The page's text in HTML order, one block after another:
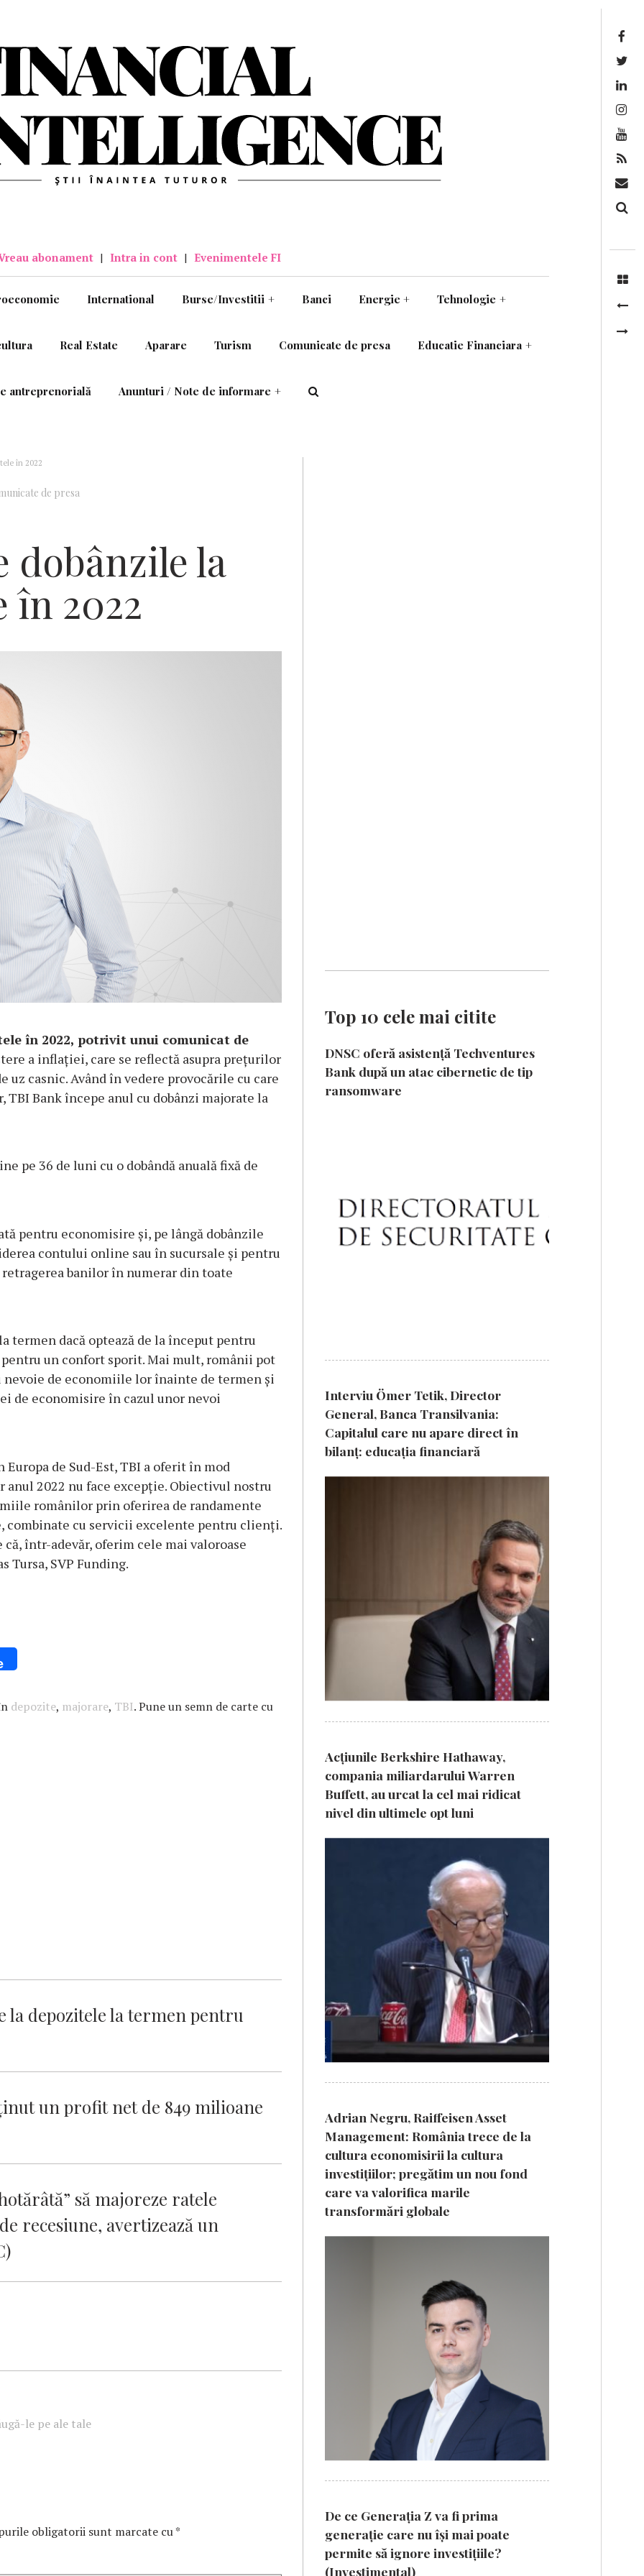
abonament | Intra in cont | Evenimentele FI
International Burse/Investitii + Banci Energie + Tehnologie +
Real Estate Aparare Turism Comunicate de presa Educatie Financiara +
antreprenorială Anunturi / Note de informare +
în 2022
de presa
dobânzile la
în 2022
în 2022, potrivit unui comunicat de
a inflației, care se reflectă asupra prețurilor
casnic. Având în vedere provocările cu care
Bank începe anul cu dobânzi majorate la
pe 36 de luni cu o dobândă anuală fixă de
pentru economisire și, pe lângă dobânzile
contului online sau în sucursale și pentru
banilor în numerar din toate
dacă optează de la început pentru
un confort sporit. Mai mult, românii pot
nevoie de economiile lor înainte de termen și
de economisire în cazul unor nevoi
de Sud-Est, TBI a oferit în mod
2022 nu face excepție. Obiectivul nostru
românilor prin oferirea de randamente
combinate cu servicii excelente pentru clienți.
într-adevăr, oferim cele mai valoroase
Tursa, SVP Funding.
depozite, majorare, TBI. Pune un semn de carte cu
la depozitele la termen pentru
un profit net de 849 milioane
să majoreze ratele
recesiune, avertizează un
le pe ale tale
obligatorii sunt marcate cu*
Top 10 cele mai citite
DNSC oferă asistență Techventures
Bank după un atac cibernetic de tip
ransomware
Interviu Ömer Tetik, Director
General, Banca Transilvania:
Capitalul care nu apare direct în
bilanț: educația financiară
Acțiunile Berkshire Hathaway,
compania miliardarului Warren
Buffett, au urcat la cel mai ridicat
nivel din ultimele opt luni
Adrian Negru, Raiffeisen Asset
Management: România trece de la
cultura economisirii la cultura
investițiilor; pregătim un nou fond
care va valorifica marile
transformări globale
De ce Generația Z va fi prima
generație care nu își mai poate
permite să ignore investițiile?
(Investimental)